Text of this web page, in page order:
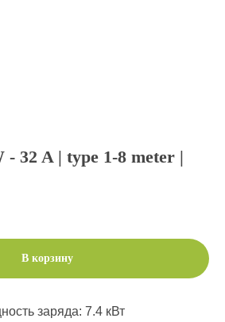
- 32 A | type 1-8 meter |
В корзину
заряда: 7.4 кВт